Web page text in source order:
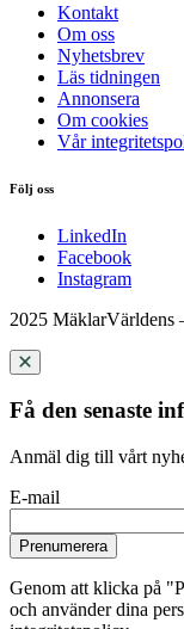
Kontakt
Om oss
Nyhetsbrev
Läs tidningen
Annonsera
Om cookies
Vår
Följ oss
LinkedIn
Facebook
Instagram
2025 MäklarVärldens
Få den senaste
Anmäl dig till vårt
E-mail
Prenumerera
Genom att klicka på
och använder dina